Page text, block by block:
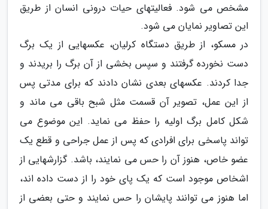
مشخص می شود. فعالیتهای حیات درونی انسان از طریق
این تصاویر نمایان می شود.
در مسکو، از طریق دستگاه کرلیان، عکسهایی از یک برگ
دست نخورده گرفتند و سپس بخشی از آن برگ را بریدند و
جدا کردند. عکسهای بعدی نشان دادند که برای مدتی پس
از این عمل، تصویر آن قسمت مثل شبح باقی می ماند و
شکل کامل برگ اولیه را حفظ می نماید. این موضوع می
تواند پاسخی برای افرادی که پس از عمل جراحی و قطع یک
عضو خاص، هنوز آن را حس می نمایند، باشد. گزارشهایی از
اشخاص موجود است که یک پای خود را از دست داده اند،
اما هنوز می توانند پایشان را حس نمایند و حتی بعضی از